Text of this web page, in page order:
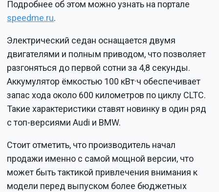
Подробнее об этом можно узнать на портале
speedme.ru.
Электрический седан оснащается двумя
двигателями и полным приводом, что позволяет
разгоняться до первой сотни за 4,8 секунды.
Аккумулятор ёмкостью 100 кВт·ч обеспечивает
запас хода около 600 километров по циклу CLTC.
Такие характеристики ставят новинку в один ряд
с топ-версиями Audi и BMW.
Стоит отметить, что производитель начал
продажи именно с самой мощной версии, что
может быть тактикой привлечения внимания к
модели перед выпуском более бюджетных